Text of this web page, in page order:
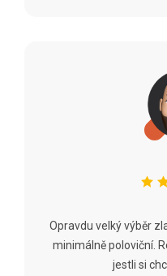
Opravdu velký výběr
minimálně poloviční.
jestli si